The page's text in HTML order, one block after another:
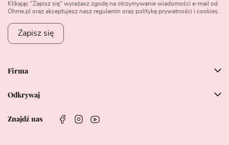
Firma
Odkrywaj
Znajdź nas
Klikając "Zapisz się" wyrażasz zgodę na otrzymywanie wiadomości e-mail od
Ohme.pl oraz akceptujesz nasz regulamin oraz politykę prywatności i cookies.
Zapisz się